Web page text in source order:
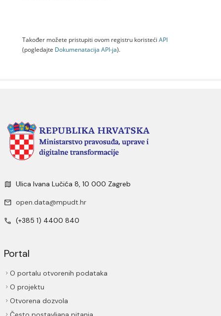
Također možete pristupiti ovom registru koristeći API
(pogledajte Dokumenаtаcijа API-jа).